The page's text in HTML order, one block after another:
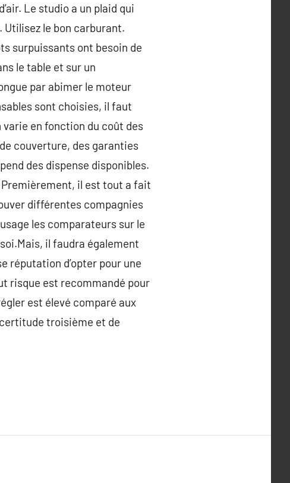
Le studio a un plaid qui
Utilisez le bon carburant.
surpuissants ont besoin de
le table et sur un
par abimer le moteur
sont choisies, il faut
en fonction du coût des
couverture, des garanties
des dispense disponibles.
il est tout a fait
différentes compagnies
les comparateurs sur le
il faudra également
réputation d’opter pour une
risque est recommandé pour
est élevé comparé aux
troisième et de